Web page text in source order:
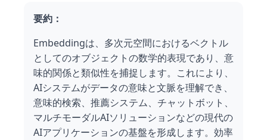
要約：
Embeddingは、多次元空間におけるベクトル
としてのオブジェクトの数学的表現であり、意
味的関係と類似性を捕捉します。これにより、
AIシステムがデータの意味と文脈を理解でき、
意味的検索、推薦システム、チャットボット、
マルチモーダルAIソリューションなどの現代の
AIアプリケーションの基盤を形成します。効率